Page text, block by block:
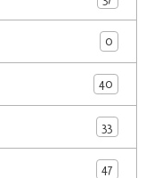
0
40
33
47